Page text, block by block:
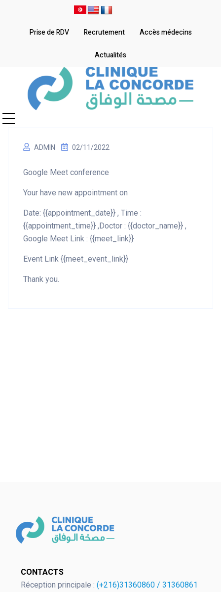
OK
Policy
Prise de RDV Recrutement Accès médecins
Actualités
ADMIN 02/11/2022
Google Meet conference
Your have new appointment on
Date: {{appointment_date}} , Time :
{{appointment_time}} ,Doctor : {{doctor_name}} ,
Google Meet Link : {{meet_link}}
Event Link {{meet_event_link}}
Thank you.
CONTACTS
Réception principale : (+216)31360860 / 31360861